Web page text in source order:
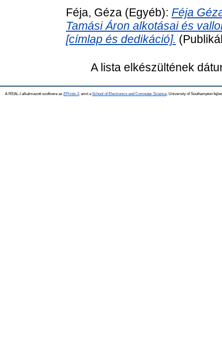
Féja, Géza (Egyéb): Féja
Tamási Áron alkotásai és
[címlap és dedikáció].
A lista elkészültének
A REAL-I alkalmazott szoftvere az EPrints 3, amit a School of Electronics and Computer Science , University of Southampton